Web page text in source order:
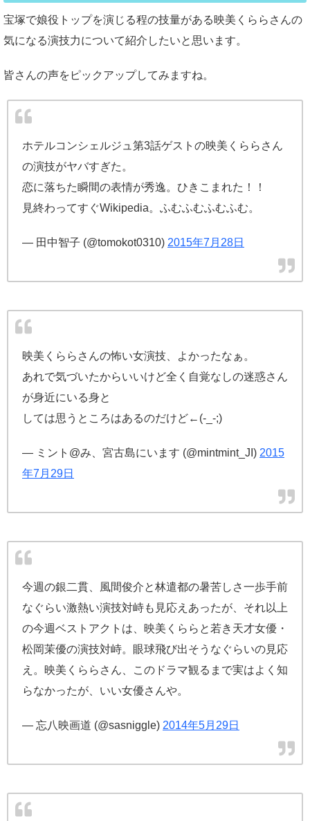
宝塚で娘役トップを演じる程の技量がある映美くららさんの
気になる演技力について紹介したいと思います。
皆さんの声をピックアップしてみますね。
ホテルコンシェルジュ第3話ゲストの映美くららさん
の演技がヤバすぎた。
恋に落ちた瞬間の表情が秀逸。ひきこまれた！！
見終わってすぐWikipedia。ふむふむふむふむ。
— 田中智子 (@tomokot0310) 2015年7月28日
映美くららさんの怖い女演技、よかったなぁ。
あれで気づいたからいいけど全く自覚なしの迷惑さん
が身近にいる身と
しては思うところはあるのだけど←(-_-;)
— ミント@み、宮古島にいます (@mintmint_JI) 2015
年7月29日
今週の銀二貫、風間俊介と林遣都の暑苦しさ一歩手前
なぐらい激熱い演技対峙も見応えあったが、それ以上
の今週ベストアクトは、映美くららと若き天才女優・
松岡茉優の演技対峙。眼球飛び出そうなぐらいの見応
え。映美くららさん、このドラマ観るまで実はよく知
らなかったが、いい女優さんや。
— 忘八映画道 (@sasniggle) 2014年5月29日